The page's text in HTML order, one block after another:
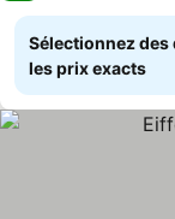
Sélectionnez
les prix exacts